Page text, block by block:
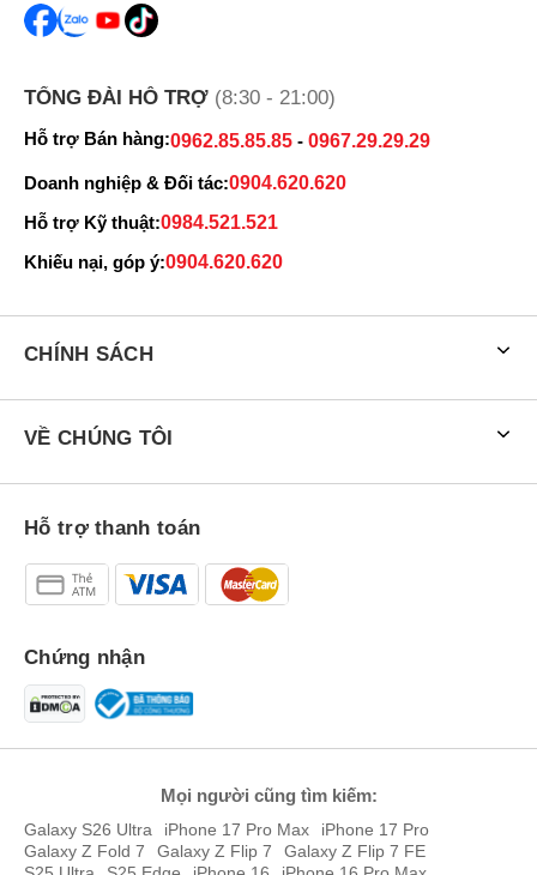
TỔNG ĐÀI HỖ TRỢ (8:30 - 21:00)
Hỗ trợ Bán hàng:0962.85.85.85 - 0967.29.29.29
Doanh nghiệp & Đối tác:0904.620.620
Hỗ trợ Kỹ thuật:0984.521.521
Khiếu nại, góp ý:0904.620.620
CHÍNH SÁCH
VỀ CHÚNG TÔI
Hỗ trợ thanh toán
Chứng nhận
Mọi người cũng tìm kiếm:
Galaxy S26 Ultra iPhone 17 Pro Max
iPhone 17 Pro
Galaxy Z Fold 7
Galaxy Z Flip 7
Galaxy Z Flip 7 FE